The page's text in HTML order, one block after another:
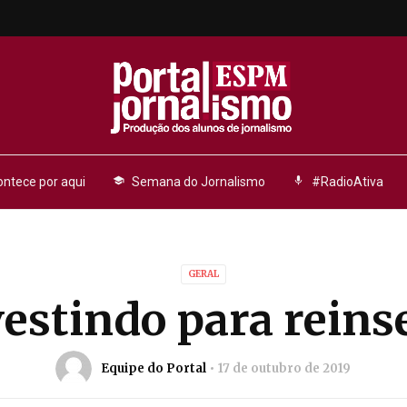
por aqui school Semana do Jornalismo mic #RadioAtiva
GERAL
para
Equipe do Portal 17 de outubro de 2019